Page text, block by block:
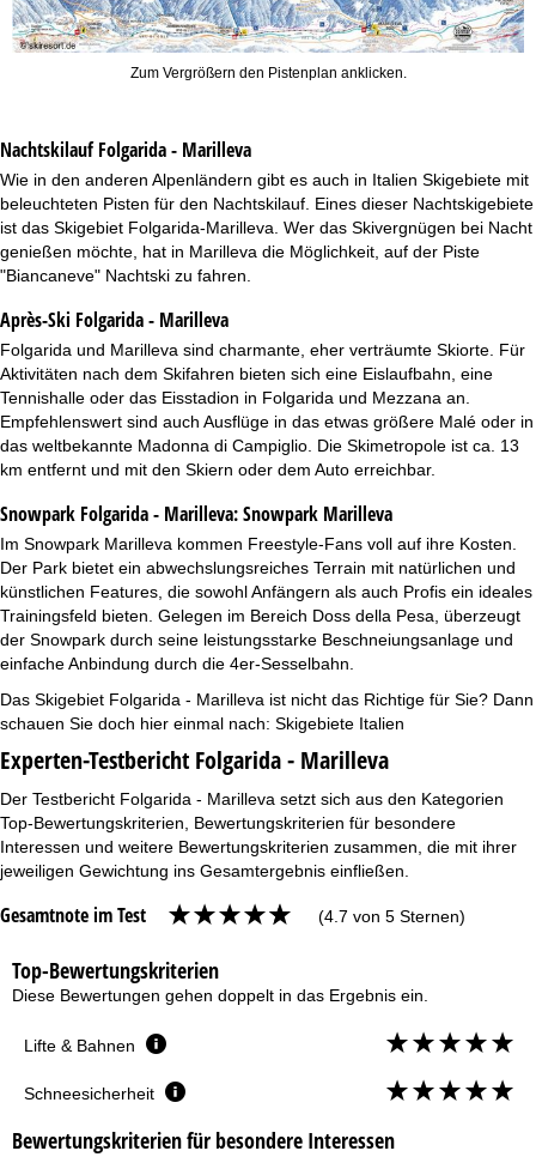
Zum Vergrößern den Pistenplan anklicken.
NachtskilaufFolgarida - Marilleva
Wie in den anderen Alpenländern gibt es auch in Italien Skigebiete mit
beleuchteten Pisten für den Nachtskilauf. Eines dieser Nachtskigebiete
ist das Skigebiet Folgarida-Marilleva. Wer das Skivergnügen bei Nacht
genießen möchte, hat in Marilleva die Möglichkeit, auf der Piste
"Biancaneve" Nachtski zu fahren.
Après-Ski Folgarida - Marilleva
Folgarida und Marilleva sind charmante, eher verträumte Skiorte. Für
Aktivitäten nach dem Skifahren bieten sich eine Eislaufbahn, eine
Tennishalle oder das Eisstadion in Folgarida und Mezzana an.
Empfehlenswert sind auch Ausflüge in das etwas größere Malé oder in
das weltbekannte Madonna di Campiglio. Die Skimetropole ist ca. 13
km entfernt und mit den Skiern oder dem Auto erreichbar.
Snowpark Folgarida - Marilleva:Snowpark Marilleva
Im Snowpark Marilleva kommen Freestyle-Fans voll auf ihre Kosten.
Der Park bietet ein abwechslungsreiches Terrain mit natürlichen und
künstlichen Features, die sowohl Anfängern als auch Profis ein ideales
Trainingsfeld bieten. Gelegen im Bereich Doss della Pesa, überzeugt
der Snowpark durch seine leistungsstarke Beschneiungsanlage und
einfache Anbindung durch die 4er-Sesselbahn.
Das Skigebiet Folgarida - Marilleva ist nicht das Richtige für Sie? Dann
schauen Sie doch hier einmal nach: Skigebiete Italien
Experten-Testbericht Folgarida - Marilleva
Der Testbericht Folgarida - Marilleva setzt sich aus den Kategorien
Top-Bewertungskriterien, Bewertungskriterien für besondere
Interessen und weitere Bewertungskriterien zusammen, die mit ihrer
jeweiligen Gewichtung ins Gesamtergebnis einfließen.
Gesamtnote im Test (4.7 von 5 Sternen)
Top-Bewertungskriterien
Diese Bewertungen gehen doppelt in das Ergebnis ein.
Lifte & Bahnen
Schneesicherheit
Bewertungskriterien für besondere Interessen